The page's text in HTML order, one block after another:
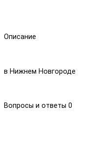
Описание
в Нижнем Новгороде
Вопросы и ответы 0